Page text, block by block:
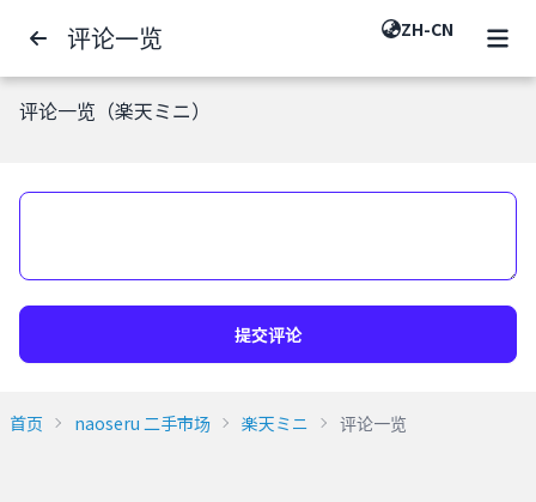
评论一览 ZH-CN
评论一览（楽天ミニ）
提交评论
首页 naoseru 二手市场 楽天ミニ 评论一览